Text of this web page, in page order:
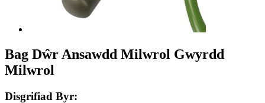
Bag Dŵr Ansawdd Milwrol Gwyrdd
Milwrol
Disgrifiad Byr: